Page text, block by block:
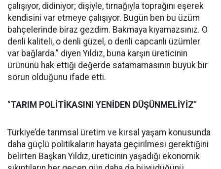
çalışıyor, didiniyor; dişiyle, tırnağıyla toprağını eşerek
kendisini var etmeye çalışıyor. Bugün ben bu üzüm
bahçelerinde biraz gezdim. Bakmaya kıyamazsınız. O
denli kaliteli, o denli güzel, o denli capcanlı üzümler
var bağlarda.” diyen Yıldız, buna karşın üreticinin
ürününü hak ettiği değerde satamamasının büyük bir
sorun olduğunu ifade etti.
“TARIM POLİTİKASINI YENİDEN DÜŞÜNMELİYİZ”
Türkiye’de tarımsal üretim ve kırsal yaşam konusunda
daha güçlü politikaların hayata geçirilmesi gerektiğini
belirten Başkan Yıldız, üreticinin yaşadığı ekonomik